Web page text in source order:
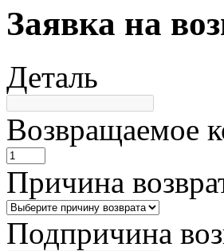
Заявка на
Деталь
Возвращаемое
Причина
Подпричина